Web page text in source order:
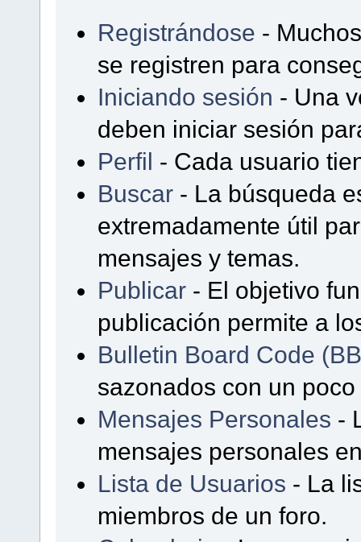
Registrándose -
se registren para
Iniciando sesión - Una
deben iniciar sesión
Perfil - Cada usuario
Buscar - La búsqueda
extremadamente útil
mensajes y temas.
Publicar - El objetivo
publicación permite a
Bulletin Board Code
sazonados con un
Mensajes Personales -
mensajes personales
Lista de Usuarios - La
miembros de un foro.